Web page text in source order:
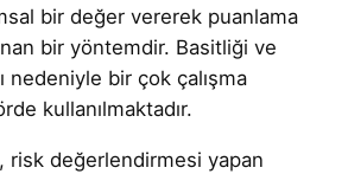
bir değer vererek puanlama
bir yöntemdir. Basitliği ve
nedeniyle bir çok çalışma
kullanılmaktadır.
risk değerlendirmesi yapan